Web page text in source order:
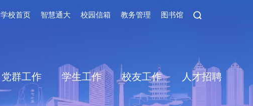
学校首页 智慧通大 校园信箱 教务管理 图书馆
党群工作 学生工作 校友工作 人才招聘